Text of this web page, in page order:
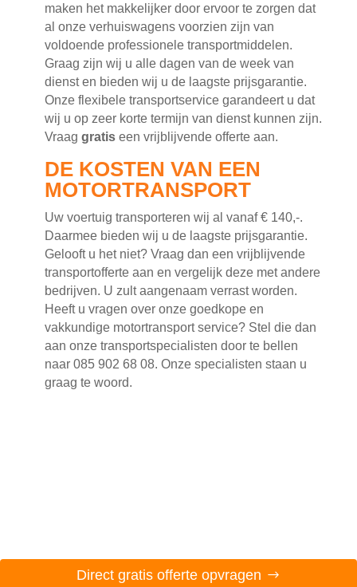
maken het makkelijker door ervoor te zorgen dat
al onze verhuiswagens voorzien zijn van
voldoende professionele transportmiddelen.
Graag zijn wij u alle dagen van de week van
dienst en bieden wij u de laagste prijsgarantie.
Onze flexibele transportservice garandeert u dat
wij u op zeer korte termijn van dienst kunnen zijn.
Vraag gratiseen vrijblijvende offerte aan.
DE KOSTEN VAN EEN
MOTORTRANSPORT
Uw voertuig transporteren wij al vanaf € 140,-.
Daarmee bieden wij u de laagste prijsgarantie.
Gelooft u het niet? Vraag dan een vrijblijvende
transportofferte aan en vergelijk deze met andere
bedrijven. U zult aangenaam verrast worden.
Heeft u vragen over onze goedkope en
vakkundige motortransport service? Stel die dan
aan onze transportspecialisten door te bellen
naar 085 902 68 08. Onze specialisten staan u
graag te woord.
Direct gratis offerte opvragen